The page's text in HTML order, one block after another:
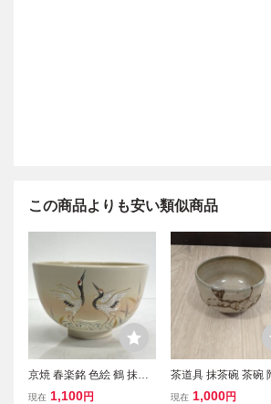
この商品よりも安い類似商品
京焼 春楽銘 色絵 鶴 抹茶
碗 茶碗 茶道具 在銘 茶器
現在 1,100円
茶道具 抹茶碗 茶碗
和食器 茶器 京焼
現在 1,000円